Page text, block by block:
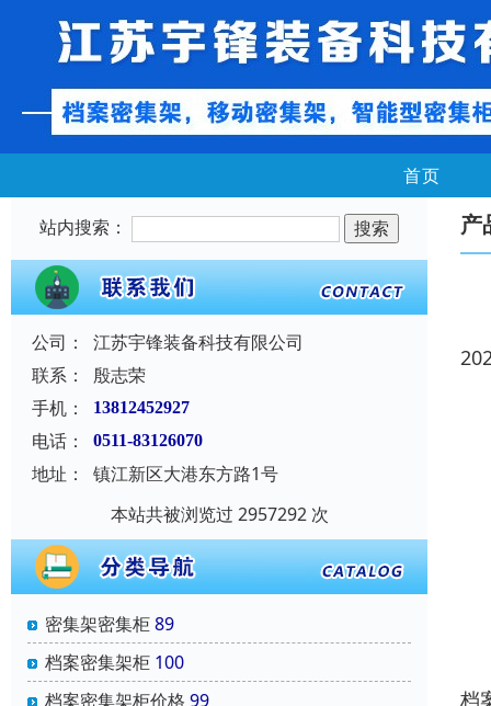
首页
站内搜索：
公司：
江苏宇锋装备科技有限公司
联系：
殷志荣
手机：
13812452927
电话： 0511-83126070
地址：
镇江新区大港东方路1号
本站共被浏览过 2957292 次
密集架密集柜89
档案密集架柜 100
档案密集架柜价格 99
产
档